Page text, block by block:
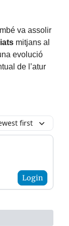
va assolir
mitjans al
evolució
de l’atur
first
Login